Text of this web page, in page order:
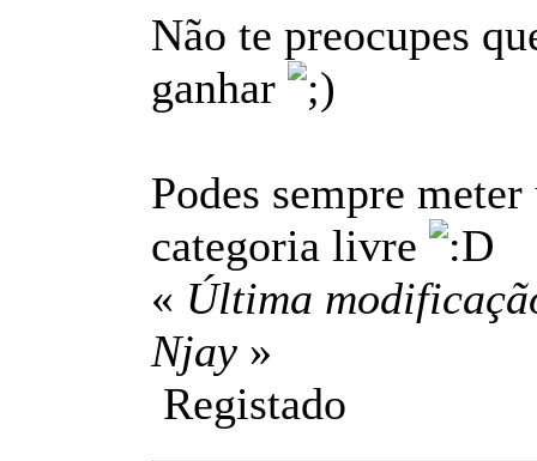
Não te preocupes
ganhar
Podes sempre
categoria livre
« Última
Njay »
Registado